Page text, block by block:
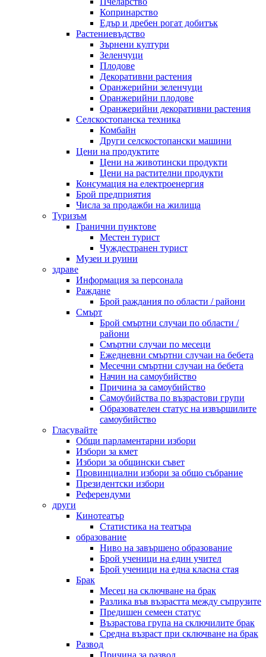
Копринарство
Едър и дребен рогат добитък
Растениевъдство
Зърнени култури
Зеленчуци
Плодове
Декоративни растения
Оранжерийни зеленчуци
Оранжерийни плодове
Оранжерийни декоративни растения
Селскостопанска техника
Комбайн
Други селскостопански машини
Цени на продуктите
Цени на животински продукти
Цени на растителни продукти
Консумация на електроенергия
Брой предприятия
Числа за продажби на жилища
Туризъм
Гранични пунктове
Местен турист
Чуждестранен турист
Музеи и руини
здраве
Информация за персонала
Раждане
Брой раждания по области / райони
Смърт
Брой смъртни случаи по области /
райони
Смъртни случаи по месеци
Ежедневни смъртни случаи на бебета
Месечни смъртни случаи на бебета
Начин на самоубийство
Причина за самоубийство
Самоубийства по възрастови групи
Образователен статус на извършилите
самоубийство
Гласувайте
Общи парламентарни избори
Избори за кмет
Избори за общински съвет
Провинциални избори за общо събрание
Президентски избори
Референдуми
други
Кинотеатър
Статистика на театъра
образование
Ниво на завършено образование
Брой ученици на един учител
Брой ученици на една класна стая
Брак
Месец на сключване на брак
Разлика във възрастта между съпрузите
Предишен семеен статус
Възрастова група на сключилите брак
Средна възраст при сключване на брак
Развод